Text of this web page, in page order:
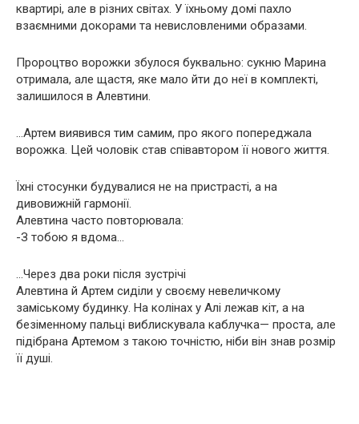
квартирі, але в різних світах. У їхньому домі пахло
взаємними докорами та невисловленими образами.
Пророцтво ворожки збулося буквально: сукню Марина
отримала, але щастя, яке мало йти до неї в комплекті,
залишилося в Алевтини.
…Артем виявився тим самим, про якого попереджала
ворожка. Цей чоловік став співавтором її нового життя.
Їхні стосунки будувалися не на пристрасті, а на
дивовижній гармонії.
Алевтина часто повторювала:
-З тобою я вдома…
…Через два роки після зустрічі
Алевтина й Артем сиділи у своєму невеличкому
заміському будинку. На колінах у Алі лежав кіт, а на
безіменному пальці виблискувала каблучка— проста, але
підібрана Артемом з такою точністю, ніби він знав розмір
її душі.